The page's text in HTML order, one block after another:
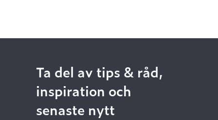
Ta del av tips & råd,
inspiration och
senaste nytt